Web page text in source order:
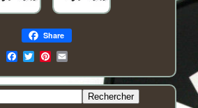
Share
Email